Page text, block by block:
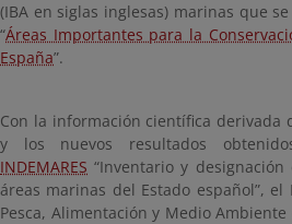
(IBA en siglas inglesas) marinas que
“Áreas Importantes para la
España”.
Con la información científica derivada
y los nuevos resultados
INDEMARES “Inventario y
áreas marinas del Estado español”,
Pesca, Alimentación y Medio